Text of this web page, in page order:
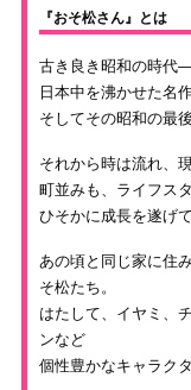
『おそ松さん』とは
古き良き昭和の時代
日本中を沸かせた名
そしてその昭和の最
それから時は流れ、現
町並みも、ライフス
ひそかに成長を遂げ
あの頃と同じ家に住
そ松たち。
はたして、イヤミ、
ンなど
個性豊かなキャラク